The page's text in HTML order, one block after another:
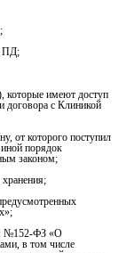
ПД;
которые имеют доступ
с Клиникой
от которого поступил
порядок
законом;
№152-ФЗ «О
в том числе